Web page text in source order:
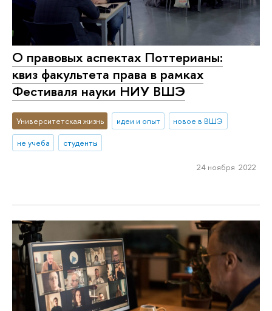
О правовых аспектах Поттерианы:
квиз факультета права в рамках
Фестиваля науки НИУ ВШЭ
Университетская жизнь идеи и опыт
новое в ВШЭ
не учеба
студенты
24 ноября 2022